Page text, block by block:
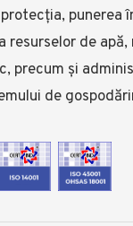
punerea
resurselor de
precum și
de